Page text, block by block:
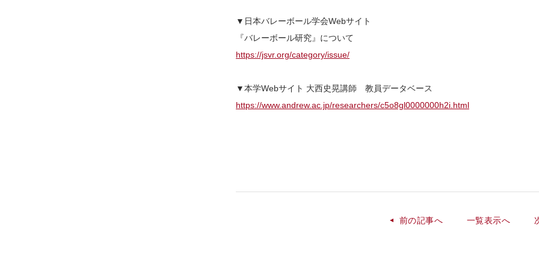
▼日本バレーボール学会Webサイト
『バレーボール研究』について
https://jsvr.org/category/issue/
▼本学Webサイト 大西史晃講師 教員データベース
https://www.andrew.ac.jp/researchers/c5o8gl0000000h2i.html
前の記事へ 一覧表示へ